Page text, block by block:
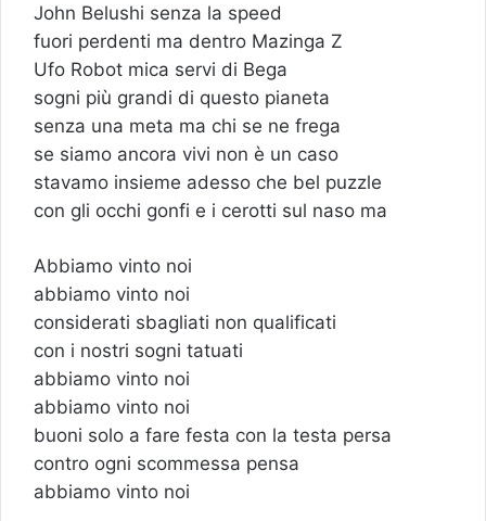
John Belushi senza la speed
fuori perdenti ma dentro Mazinga Z
Ufo Robot mica servi di Bega
sogni più grandi di questo pianeta
senza una meta ma chi se ne frega
se siamo ancora vivi non è un caso
stavamo insieme adesso che bel puzzle
con gli occhi gonfi e i cerotti sul naso ma
Abbiamo vinto noi
abbiamo vinto noi
considerati sbagliati non qualificati
con i nostri sogni tatuati
abbiamo vinto noi
abbiamo vinto noi
buoni solo a fare festa con la testa persa
contro ogni scommessa pensa
abbiamo vinto noi